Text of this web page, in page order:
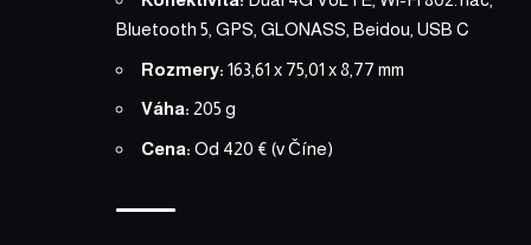
Bluetooth 5, GPS, GLONASS, Beidou, USB C
Rozmery: 163,61 x 75,01 x 8,77 mm
Váha: 205 g
Cena: Od 420 € (v Číne)